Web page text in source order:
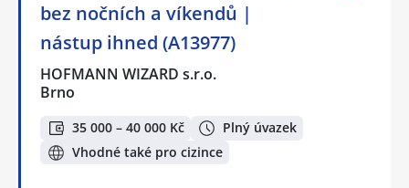
bez nočních a víkendů |
nástup ihned (A13977)
HOFMANN WIZARD s.r.o.
Brno
35 000 – 40 000 Kč
Plný úvazek
Vhodné také pro cizince